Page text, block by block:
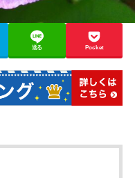
送る Pocket